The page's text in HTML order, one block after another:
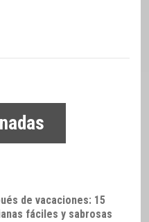
de vacaciones: 15
fáciles y sabrosas